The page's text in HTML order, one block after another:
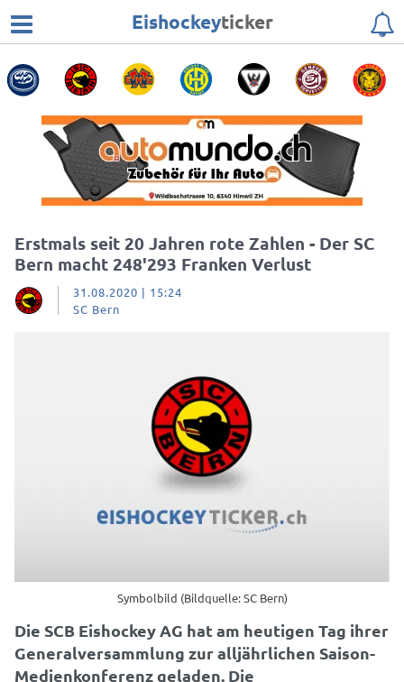
Eishockeyticker
Erstmals seit 20 Jahren rote Zahlen - Der SC
Bern macht 248'293 Franken Verlust
31.08.2020 | 15:24
SC Bern
Symbolbild (Bildquelle: SC Bern)
Die SCB Eishockey AG hat am heutigen Tag ihrer
Generalversammlung zur alljährlichen Saison-
Medienkonferenz geladen. Die